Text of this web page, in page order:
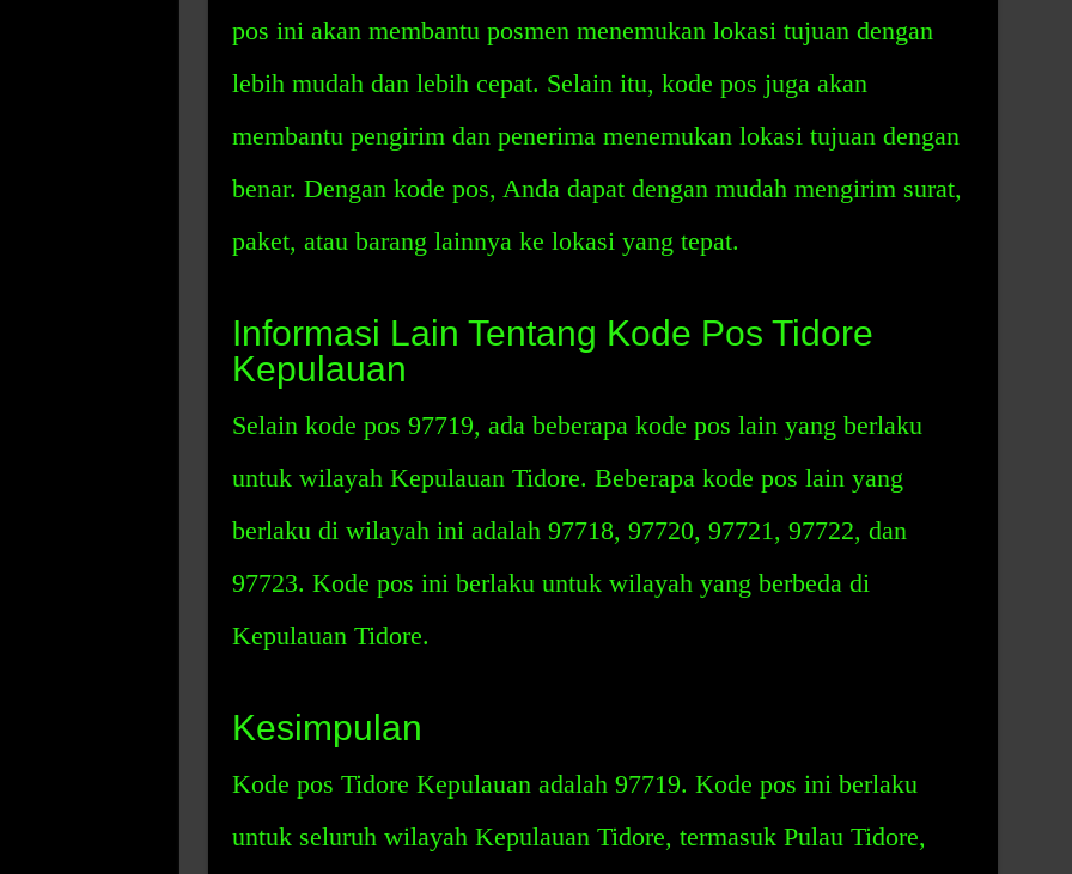
pos ini akan membantu posmen menemukan lokasi tujuan dengan
lebih mudah dan lebih cepat. Selain itu, kode pos juga akan
membantu pengirim dan penerima menemukan lokasi tujuan dengan
benar. Dengan kode pos, Anda dapat dengan mudah mengirim surat,
paket, atau barang lainnya ke lokasi yang tepat.
Informasi Lain Tentang Kode Pos Tidore
Kepulauan
Selain kode pos 97719, ada beberapa kode pos lain yang berlaku
untuk wilayah Kepulauan Tidore. Beberapa kode pos lain yang
berlaku di wilayah ini adalah 97718, 97720, 97721, 97722, dan
97723. Kode pos ini berlaku untuk wilayah yang berbeda di
Kepulauan Tidore.
Kesimpulan
Kode pos Tidore Kepulauan adalah 97719. Kode pos ini berlaku
untuk seluruh wilayah Kepulauan Tidore, termasuk Pulau Tidore,